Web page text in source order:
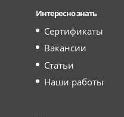
Интересно знать
Сертификаты
Вакансии
Статьи
Наши работы